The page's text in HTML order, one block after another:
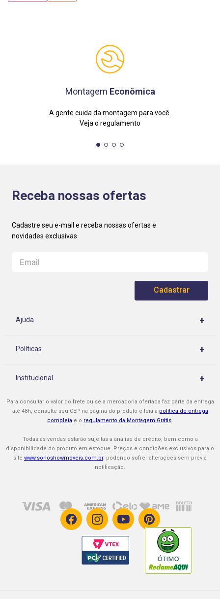
Montagem Econômica
A gente cuida da montagem para você.
Veja o regulamento
Receba nossas ofertas
Cadastrar
Ajuda +
Rastrear meu pedido
Formas de Pagamento
Procon-RJ
Políticas +
Políticas de Entrega
Políticas de Montagem
Políticas de Assistência Técnica
Institucional +
Nossas Lojas
Faça seu Cartão Mastercard
Impermeabilização
Para consultar o valor do frete ou se a mercadoria ofertada faz parte da entrega
até 48h, consulte seu CEP na página do produto e leia a política de entrega
completa e o regulamento da Montagem Grátis.
Todas as vendas estarão sujeitas a análise de crédito, bem como a
disponibilidade do produto em estoque. Preços e condições exclusivos para o
site www.sonoshowmoveis.com.br, podendo sofrer alterações sem prévia
notificação.